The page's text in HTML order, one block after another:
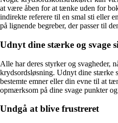
at være åben for at tænke uden for
indirekte referere til en smal sti eller
på lignende begreber, der passer til
Udnyt dine stærke og svage
Alle har deres styrker og svagheder,
krydsordsløsning. Udnyt dine stærke
bestemte emner eller din evne til at
opmærksom på dine svage punkter
Undgå at blive frustreret